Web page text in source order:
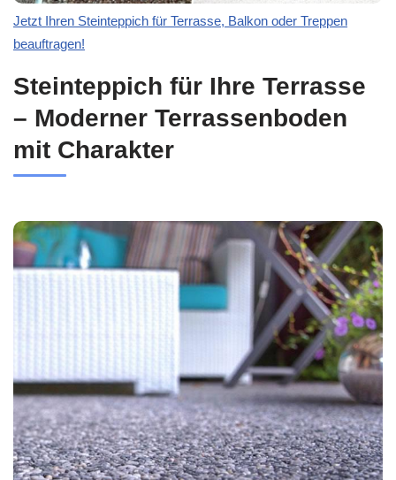
Jetzt Ihren Steinteppich für Terrasse, Balkon oder Treppen
beauftragen!
Steinteppich für Ihre Terrasse
– Moderner Terrassenboden
mit Charakter